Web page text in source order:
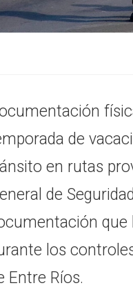
de
en rutas
de
que
los
Entre Ríos.